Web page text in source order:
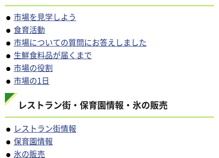
市場を見学しよう
食育活動
市場についての質問にお答えしました
生鮮食料品が届くまで
市場の役割
市場の1日
レストラン街・保育園情報・氷の販売
レストラン街情報
保育園情報
氷の販売